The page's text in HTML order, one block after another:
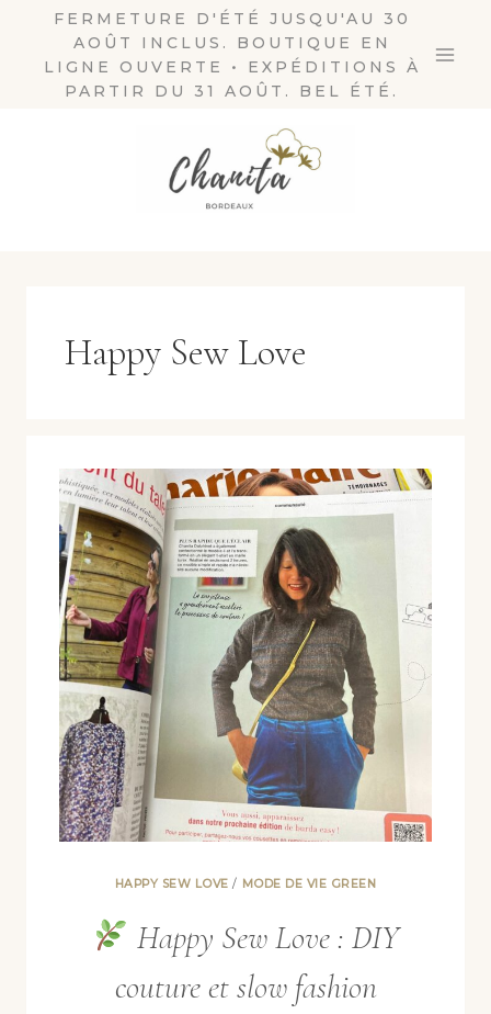
FERMETURE D'ÉTÉ JUSQU'AU 30
AOÛT INCLUS. BOUTIQUE EN
LIGNE OUVERTE • EXPÉDITIONS À
PARTIR DU 31 AOÛT. BEL ÉTÉ.
Happy Sew Love
HAPPY SEW LOVE / MODE DE VIE GREEN
Happy Sew Love : DIY
couture et slow fashion